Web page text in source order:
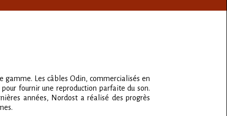
gamme. Les câbles Odin, commercialisés en
fournir une reproduction parfaite du son.
années, Nordost a réalisé des progrès